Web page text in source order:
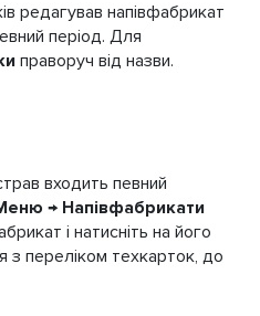
редагував напівфабрикат
період. Для
праворуч від назви.
входить певний
→ Напівфабрикати
і натисніть на його
з переліком техкарток, до